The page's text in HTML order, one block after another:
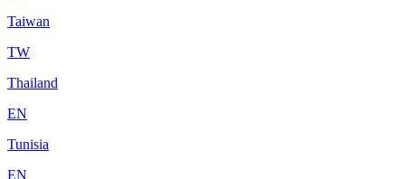
Taiwan
TW
Thailand
EN
Tunisia
EN